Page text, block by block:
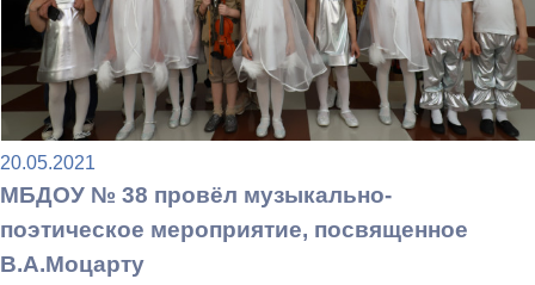
20.05.2021
МБДОУ № 38 провёл музыкально-
поэтическое мероприятие, посвященное
В.А.Моцарту